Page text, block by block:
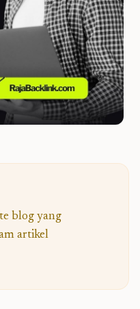
blog yang
artikel